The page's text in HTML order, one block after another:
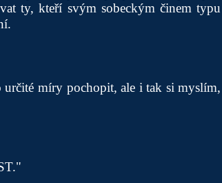
ty, kteří svým sobeckým činem typu
určité míry pochopit, ale i tak si myslím,